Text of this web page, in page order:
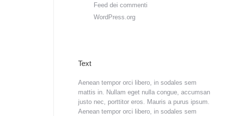
Feed dei commenti
WordPress.org
Text
Aenean tempor orci libero, in sodales sem
mattis in. Nullam eget nulla congue, accumsan
justo nec, porttitor eros. Mauris a purus ipsum.
Aenean tempor orci libero, in sodales sem